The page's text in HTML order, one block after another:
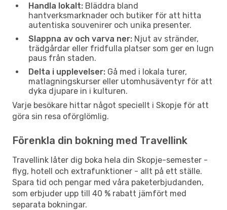
Handla lokalt: Bläddra bland
hantverksmarknader och butiker för att hitta
autentiska souvenirer och unika presenter.
Slappna av och varva ner: Njut av stränder,
trädgårdar eller fridfulla platser som ger en lugn
paus från staden.
Delta i upplevelser: Gå med i lokala turer,
matlagningskurser eller utomhusäventyr för att
dyka djupare in i kulturen.
Varje besökare hittar något speciellt i Skopje för att
göra sin resa oförglömlig.
Förenkla din bokning med Travellink
Travellink låter dig boka hela din Skopje-semester -
flyg, hotell och extrafunktioner - allt på ett ställe.
Spara tid och pengar med våra paketerbjudanden,
som erbjuder upp till 40 % rabatt jämfört med
separata bokningar.